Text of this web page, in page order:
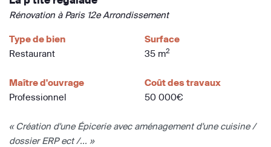
Rénovation à Paris 12e Arrondissement
Type de bien
Restaurant
Surface
35 m2
Maître d'ouvrage
Professionnel
Coût des travaux
50 000€
« Création d'une Épicerie avec aménagement d'une cuisine /
dossier ERP ect /... »